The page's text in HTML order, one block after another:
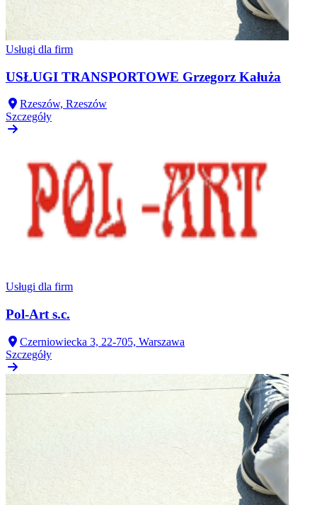
Usługi dla firm
USŁUGI TRANSPORTOWE Grzegorz Kałuża
Rzeszów, Rzeszów
Szczegóły
Usługi dla firm
Pol-Art s.c.
Czerniowiecka 3, 22-705, Warszawa
Szczegóły